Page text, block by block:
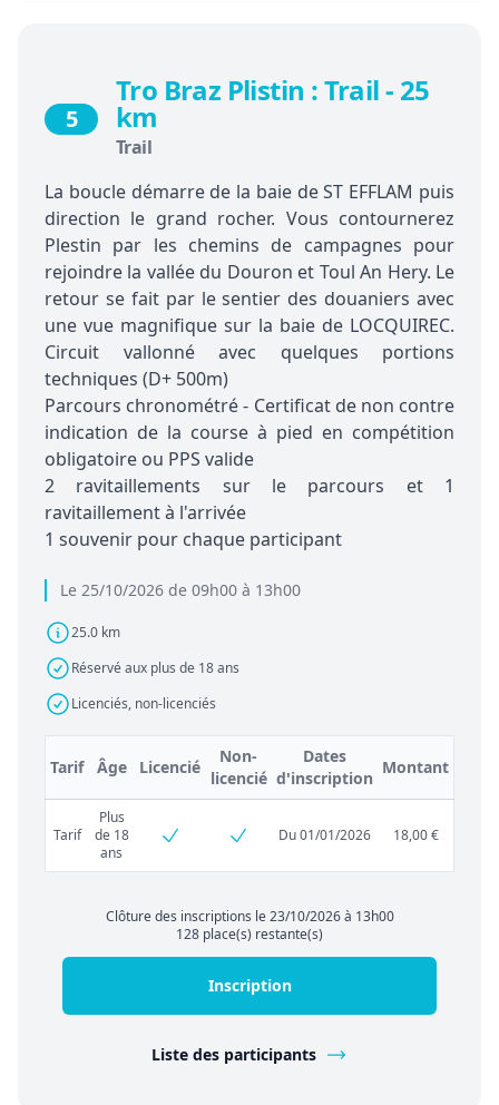
Le 25/10/2026 de 09h00 à 13h00
25.0 km
Réservé aux plus de 18 ans
Licenciés, non-licenciés
5
Tro Braz Plistin : Trail - 25
km
Trail
La boucle démarre de la baie de ST EFFLAM puis
direction le grand rocher. Vous contournerez
Plestin par les chemins de campagnes pour
rejoindre la vallée du Douron et Toul An Hery. Le
retour se fait par le sentier des douaniers avec
une vue magnifique sur la baie de LOCQUIREC.
Circuit vallonné avec quelques portions
techniques (D+ 500m)
Parcours chronométré - Certificat de non contre
indication de la course à pied en compétition
obligatoire ou PPS valide
2 ravitaillements sur le parcours et 1
ravitaillement à l'arrivée
1 souvenir pour chaque participant
Tarif Âge Licencié
Non-
licencié
Dates
d'inscription
Montant
Tarif
Plus
de 18
ans
Du 01/01/2026 18,00 €
Clôture des inscriptions le 23/10/2026 à 13h00
128 place(s) restante(s)
Inscription
Liste des participants